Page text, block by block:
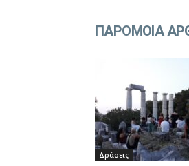
ΠΑΡΟΜΟΙΑ
Δράσεις